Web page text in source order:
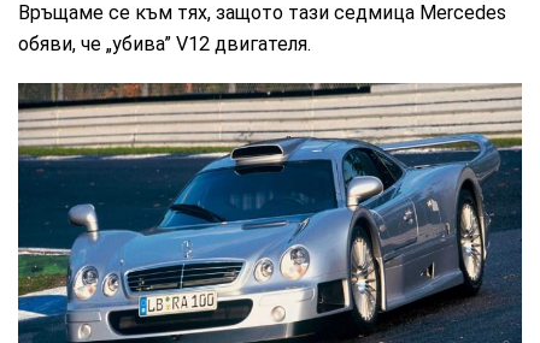
Връщаме се към тях, защото тази седмица Mercedes
обяви, че „убива” V12 двигателя.